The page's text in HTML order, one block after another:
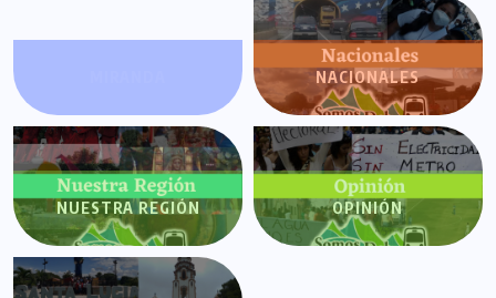
NACIONALES
NUESTRA REGIÓN OPINIÓN